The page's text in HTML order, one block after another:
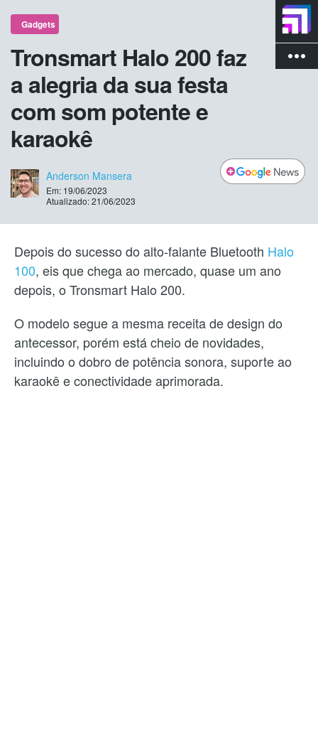
more_vert
Gadgets
Tronsmart Halo 200 faz
a alegria da sua festa
com som potente e
karaokê
Anderson Mansera
Em: 19/06/2023
Atualizado: 21/06/2023
Depois do sucesso do alto-falante Bluetooth Halo
100, eis que chega ao mercado, quase um ano
depois, o Tronsmart Halo 200.
O modelo segue a mesma receita de design do
antecessor, porém está cheio de novidades,
incluindo o dobro de potência sonora, suporte ao
karaokê e conectividade aprimorada.